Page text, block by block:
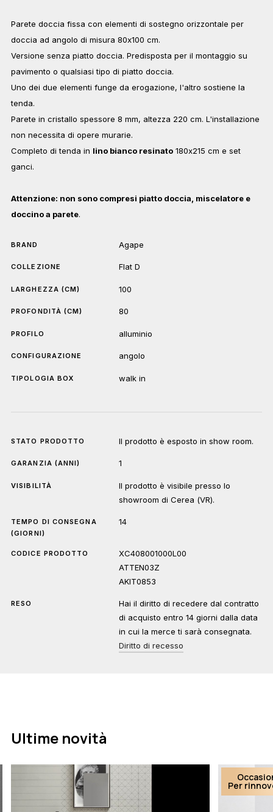
Parete doccia fissa con elementi di sostegno orizzontale per
doccia ad angolo di misura 80x100 cm.
Versione senza piatto doccia. Predisposta per il montaggio su
pavimento o qualsiasi tipo di piatto doccia.
Uno dei due elementi funge da erogazione, l'altro sostiene la
tenda.
Parete in cristallo spessore 8 mm, altezza 220 cm. L'installazione
non necessita di opere murarie.
Completo di tenda in lino bianco resinato 180x215 cm e set
ganci.
Attenzione: non sono compresi piatto doccia, miscelatore e
doccino a parete.
BRAND Agape
COLLEZIONE Flat D
LARGHEZZA (CM) 100
PROFONDITÀ (CM) 80
PROFILO alluminio
CONFIGURAZIONE angolo
TIPOLOGIA BOX walk in
STATO PRODOTTO Il prodotto è esposto in show room.
GARANZIA (ANNI) 1
VISIBILITÀ
Il prodotto è visibile presso lo
showroom di Cerea (VR).
TEMPO DI CONSEGNA
(GIORNI)
14
CODICE PRODOTTO
XC408001000L00
ATTEN03Z
AKIT0853
RESO
Hai il diritto di recedere dal contratto
di acquisto entro 14 giorni dalla data
in cui la merce ti sarà consegnata.
Diritto di recesso
Ultime novità
Per